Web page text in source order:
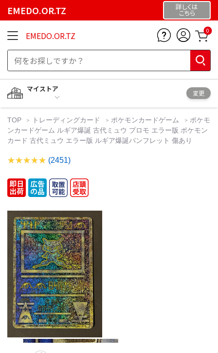
EMEDO.OR.TZ 詳しくは
こちら
EMEDO.OR.TZ 0
マイストア
変更
TOP トレーディングカード ポケモンカードゲーム
ポケモ
ンカードゲーム ルギア爆誕 古代ミュウ プロモ エラー版 ポケモン
カード 古代ミュウ エラー版 ルギア爆誕パンフレット 傷あり
(2451)